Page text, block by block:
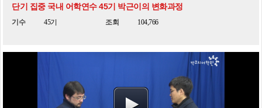
단기 집중 국내 어학연수 45기 박근이의 변화과정
기수 45기 조회 104,766